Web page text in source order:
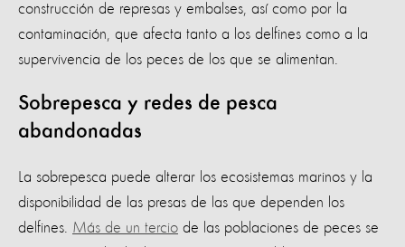
construcción de represas y embalses, así como por la
contaminación, que afecta tanto a los delfines como a la
supervivencia de los peces de los que se alimentan.
Sobrepesca y redes de pesca
abandonadas
La sobrepesca puede alterar los ecosistemas marinos y la
disponibilidad de las presas de las que dependen los
delfines. Más de un tercio de las poblaciones de peces se